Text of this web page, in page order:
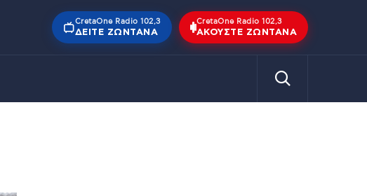
CretaOne Radio 102,3
ΔΕΊΤΕ ΖΩΝΤΑΝΆ
CretaOne Radio 102,3
ΑΚΟΎΣΤΕ ΖΩΝΤΑΝΆ